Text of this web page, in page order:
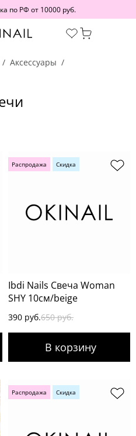
по РФ от 10000 руб.
Аксессуары
Распродажа Скидка
Ibdi Nails Свеча Woman
SHY 10см/beige
390 руб.650 руб.
Распродажа Скидка